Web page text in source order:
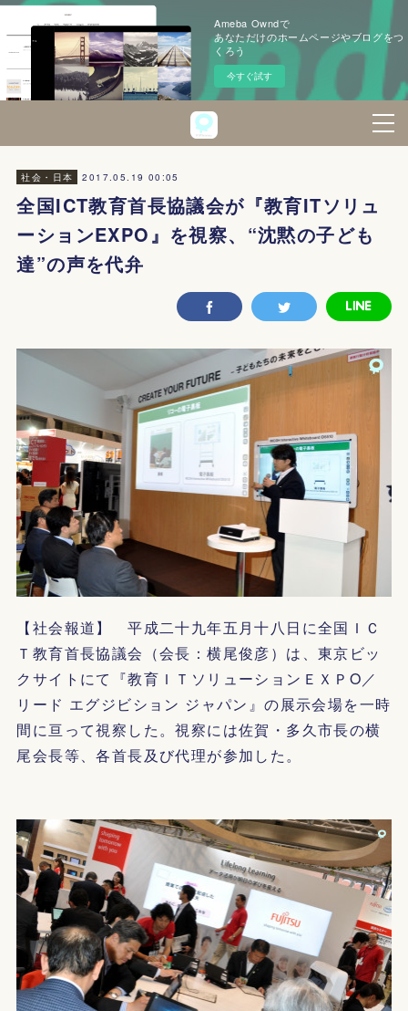
Ameba Owndで
あなただけのホームページやブログをつ
くろう
今すぐ試す
社会・日本 2017.05.19 00:05
全国ICT教育首長協議会が『教育ITソリュ
ーションEXPO』を視察、“沈黙の子ども
達”の声を代弁
【社会報道】 平成二十九年五月十八日に全国ＩＣ
Ｔ教育首長協議会（会長：横尾俊彦）は、東京ビッ
クサイトにて『教育ＩＴソリューションＥＸＰO／
リード エグジビション ジャパン』の展示会場を一時
間に亘って視察した。視察には佐賀・多久市長の横
尾会長等、各首長及び代理が参加した。